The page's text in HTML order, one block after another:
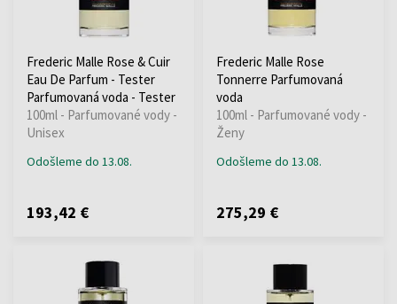
Frederic Malle Rose & Cuir
Eau De Parfum - Tester
Parfumovaná voda - Tester
100ml - Parfumované vody -
Unisex
Odošleme do 13.08.
193,42 €
Frederic Malle Rose
Tonnerre Parfumovaná
voda
100ml - Parfumované vody -
Ženy
Odošleme do 13.08.
275,29 €